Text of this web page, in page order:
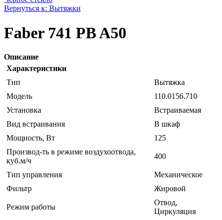
Вернуться к: Вытяжки
Faber 741 PB A50
Описание
Характеристики
Тип
Вытяжка
Модель
110.0156.710
Установка
Встраиваемая
Вид встраивания
В шкаф
Мощность, Вт
125
Производ-ть в режиме воздухоотвода,
куб.м/ч
400
Тип управления
Механическое
Фильтр
Жировой
Режим работы
Отвод,
Циркуляция